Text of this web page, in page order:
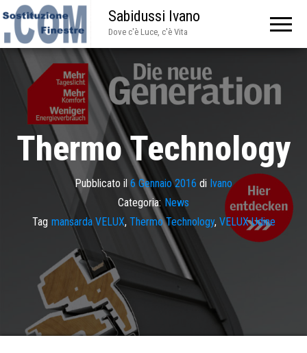
Sabidussi Ivano
Dove c'è Luce, c'è Vita
Thermo Technology
Pubblicato il 6 Gennaio 2016 di Ivano
Categoria: News
Tag mansarda VELUX, Thermo Technology, VELUX Udine